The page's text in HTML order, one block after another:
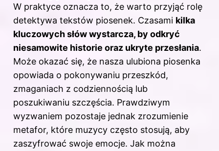
W praktyce oznacza to, że warto przyjąć rolę
detektywa tekstów piosenek. Czasami kilka
kluczowych słów wystarcza, by odkryć
niesamowite historie oraz ukryte przesłania.
Może okazać się, że nasza ulubiona piosenka
opowiada o pokonywaniu przeszkód,
zmaganiach z codziennością lub
poszukiwaniu szczęścia. Prawdziwym
wyzwaniem pozostaje jednak zrozumienie
metafor, które muzycy często stosują, aby
zaszyfrować swoje emocje. Jak można